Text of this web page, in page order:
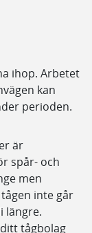
ihop. Arbetet
kan
perioden.
är
spår- och
men
inte går
längre.
tågbolag